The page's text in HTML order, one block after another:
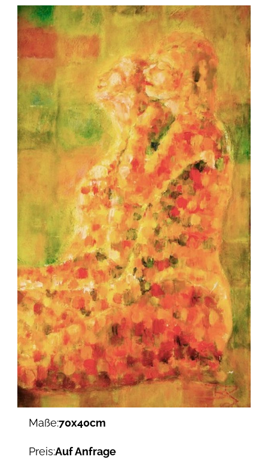
Maße:70x40cm
Preis:Auf Anfrage